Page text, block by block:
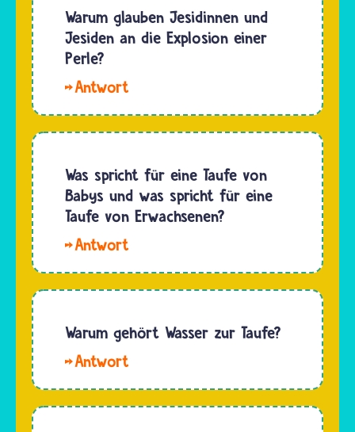
andere
Kulturen
und
Religionen…
Jesidinnen
und
Jesiden
anderen
Menschen
gegenüber
auszuüben.
…
Warum glauben Jesidinnen und
Jesiden an die Explosion einer
Perle?
und
glauben,
dass das
Universum
weißen
Perle
entstanden
Perle hat
Gott
Was spricht für eine Taufe von
Babys und was spricht für eine
Taufe von Erwachsenen?
der
möchten
Christinnen
und
Christen
Warum gehört Wasser zur Taufe?
Tiere und